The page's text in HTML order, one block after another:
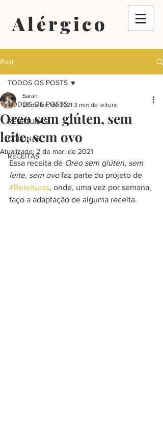
Alérgico
Post
TODOS OS POSTS
RELEITURAS
COLUNAS
RECEITAS
TODOS OS POSTS
Oreo sem glúten, sem
leite, sem ovo
Sarah
26 de fev. de 2021 3 min de leitura
Atualizado: 2 de mar. de 2021
Essa receita de Oreo sem glúten, sem
leite, sem ovo faz parte do projeto de
#Releituras, onde, uma vez por semana,
faço a adaptação de alguma receita.